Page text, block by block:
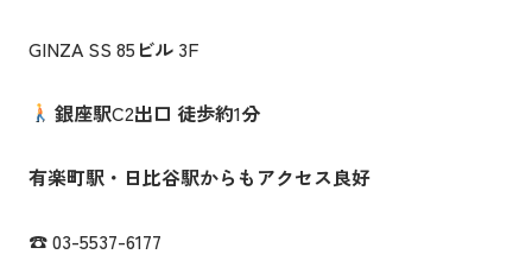
GINZA SS 85 ビル 3F
銀座駅C2出口 徒歩約1分
有楽町駅・日比谷駅からもアクセス良好
☎ 03-5537-6177